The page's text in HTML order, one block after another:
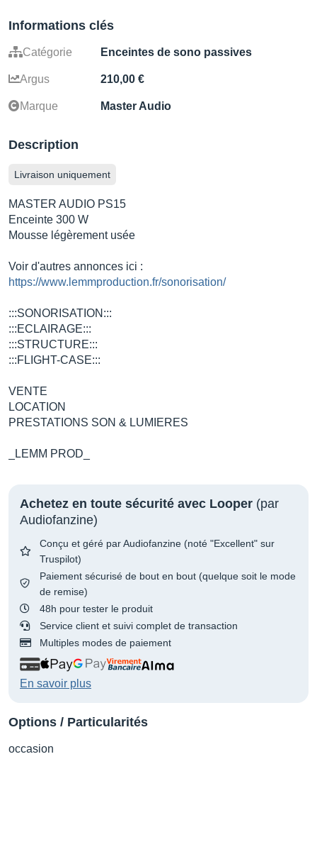
Informations clés
Catégorie Enceintes de sono passives
Argus 210,00 €
Marque Master Audio
Description
Livraison uniquement
MASTER AUDIO PS15
Enceinte 300 W
Mousse légèrement usée
Voir d'autres annonces ici :
https://www.lemmproduction.fr/sonorisation/
:::SONORISATION:::
:::ECLAIRAGE:::
:::STRUCTURE:::
:::FLIGHT-CASE:::
VENTE
LOCATION
PRESTATIONS SON & LUMIERES
_LEMM PROD_
Achetez en toute sécurité avec Looper (par
Audiofanzine)
Conçu et géré par Audiofanzine (noté "Excellent" sur
Truspilot)
Paiement sécurisé de bout en bout (quelque soit le mode
de remise)
48h pour tester le produit
Service client et suivi complet de transaction
Multiples modes de paiement
En savoir plus
Options / Particularités
occasion